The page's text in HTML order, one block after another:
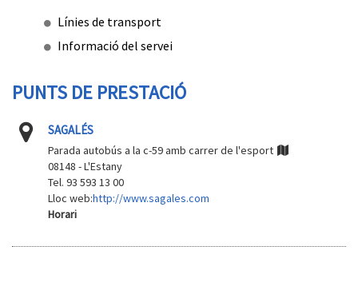
Línies de transport
Informació del servei
PUNTS DE PRESTACIÓ
SAGALÉS
Parada autobús a la c-59 amb carrer de l'esport
08148 - L'Estany
Tel. 93 593 13 00
Lloc web:http://www.sagales.com
Horari